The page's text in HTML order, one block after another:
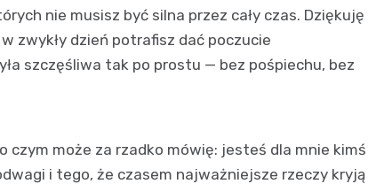
nie musisz być silna przez cały czas. Dziękuję
zwykły dzień potrafisz dać poczucie
szczęśliwa tak po prostu — bez pośpiechu, bez
czym może za rzadko mówię: jesteś dla mnie kimś
i tego, że czasem najważniejsze rzeczy kryją